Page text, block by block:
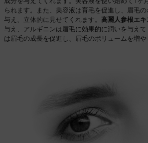
られます。また、美容液は育毛を促進し、眉毛
与え、立体的に見せてくれます。 高麗人参根エキ
与え、アルギニンは眉毛に効果的に潤いを与えて
は眉毛の成長を促進し、眉毛のボリュームを増や